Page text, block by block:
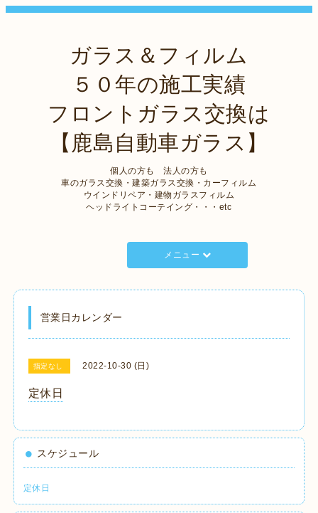
ガラス＆フィルム
５０年の施工実績
フロントガラス交換は
【鹿島自動車ガラス】
個人の方も 法人の方も
車のガラス交換・建築ガラス交換・カーフィルム
ウインドリペア・建物ガラスフィルム
ヘッドライトコーテイング・・・etc
メニュー
営業日カレンダー
指定なし 2022-10-30 (日)
定休日
スケジュール
定休日